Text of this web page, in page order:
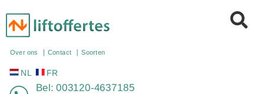
Over ons
NL FR
Bel: 003120-4637185